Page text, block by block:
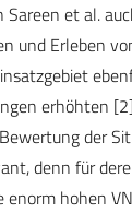
et al.
und Erleben
erhöhten
der
denn für
enorm hohen